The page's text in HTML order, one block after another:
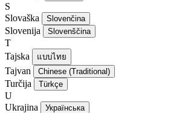
S
Slovaška
Slovenčina
Slovenija Slovenščina
T
Tajska
แบบไทย
Tajvan Chinese (Traditional)
Turčija Türkçe
U
Ukrajina
Українська